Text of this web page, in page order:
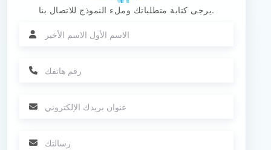
يرجى كتابة متطلباتك وملء النموذج للاتصال بنا.